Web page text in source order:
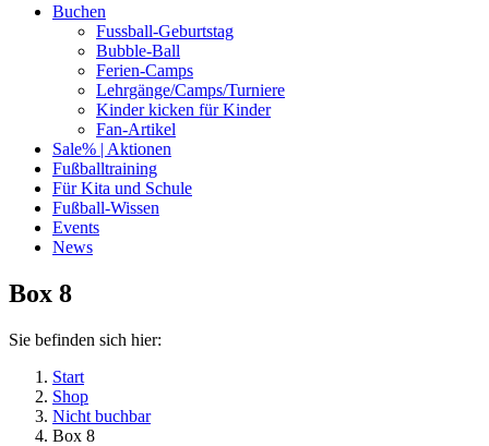
Buchen
Fussball-Geburtstag
Bubble-Ball
Ferien-Camps
Lehrgänge/Camps/Turniere
Kinder kicken für Kinder
Fan-Artikel
Sale% | Aktionen
Fußballtraining
Für Kita und Schule
Fußball-Wissen
Events
News
Box 8
Sie befinden sich hier:
Start
Shop
Nicht buchbar
Box 8